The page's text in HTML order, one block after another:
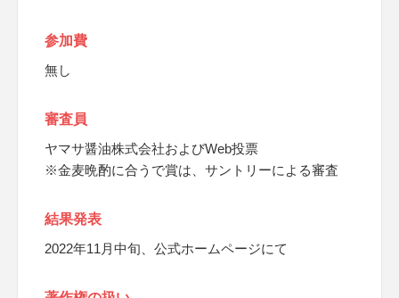
参加費
無し
審査員
ヤマサ醤油株式会社およびWeb投票
※金麦晩酌に合うで賞は、サントリーによる審査
結果発表
2022年11月中旬、公式ホームページにて